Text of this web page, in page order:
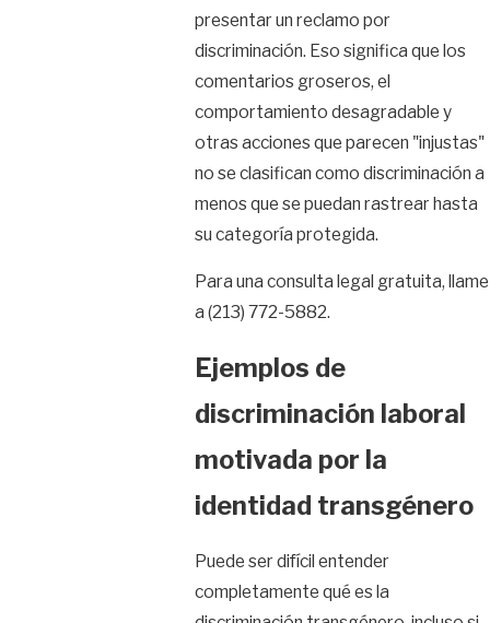
presentar un reclamo por
discriminación. Eso significa que los
comentarios groseros, el
comportamiento desagradable y
otras acciones que parecen "injustas"
no se clasifican como discriminación a
menos que se puedan rastrear hasta
su categoría protegida.
Para una consulta legal gratuita, llame
a (213) 772-5882.
Ejemplos de
discriminación laboral
motivada por la
identidad transgénero
Puede ser difícil entender
completamente qué es la